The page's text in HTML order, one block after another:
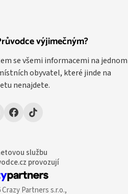
výjimečným?
se všemi informacemi na jednom
obyvatel, které jinde na
nenajdete.
službu
provozují
Partners s.r.o.,